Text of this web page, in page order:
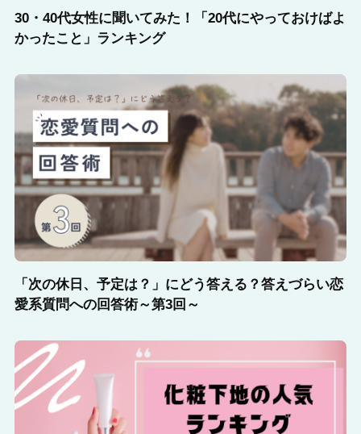
30・40代女性に聞いてみた！「20代にやっておけばよ
かったこと」ランキング
「次の休日、予定は？」にどう答える？答えづらい恋
愛系質問への回答術～第3回～